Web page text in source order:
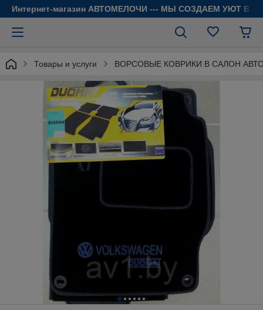
Интернет-магазин АВТОМЕЛОЧИ --- МЫ СОЗДАЕМ УЮТ В
Товары и услуги ВОРСОВЫЕ КОВРИКИ В САЛОН